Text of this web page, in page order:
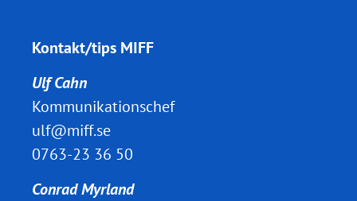
Kontakt/tips MIFF
Ulf Cahn
Kommunikationschef
ulf@miff.se
0763-23 36 50
Conrad Myrland